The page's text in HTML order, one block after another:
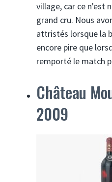
village, car ce n'est
grand cru. Nous
attristés lorsque la
encore pire que
remporté le match
Château
2009